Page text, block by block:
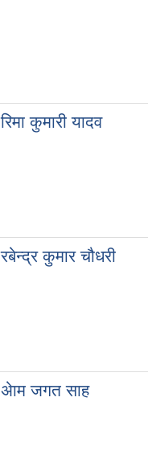
रिमा कुमारी यादव
रबेन्द्र कुमार चौधरी
अेाम जगत साह